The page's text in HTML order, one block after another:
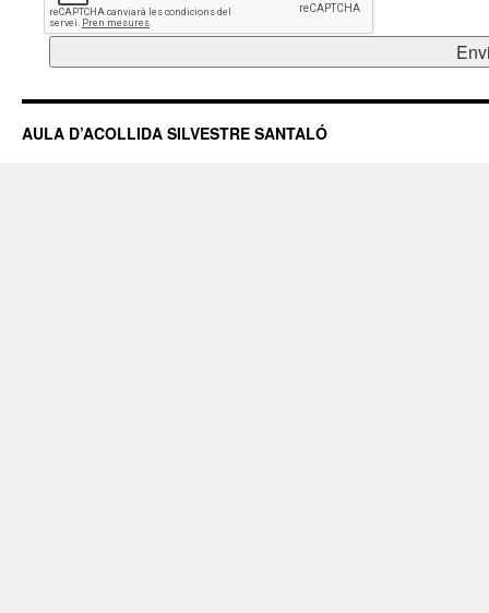
AULA D’ACOLLIDA SILVESTRE SANTALÓ